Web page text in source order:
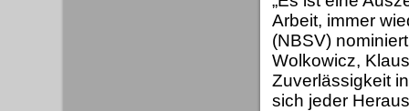
Arbeit, immer
(NBSV)
Wolkowicz,
Zuverlässigkeit
sich jeder